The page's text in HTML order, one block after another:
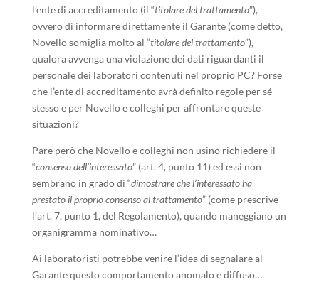
l’ente di accreditamento (il “titolare del trattamento”),
ovvero di informare direttamente il Garante (come detto,
Novello somiglia molto al “titolare del trattamento”),
qualora avvenga una violazione dei dati riguardanti il
personale dei laboratori contenuti nel proprio PC? Forse
che l’ente di accreditamento avrà definito regole per sé
stesso e per Novello e colleghi per affrontare queste
situazioni?
Pare però che Novello e colleghi non usino richiedere il
“consenso dell’interessato” (art. 4, punto 11) ed essi non
sembrano in grado di “dimostrare che l’interessato ha
prestato il proprio consenso al trattamento” (come prescrive
l’art. 7, punto 1, del Regolamento), quando maneggiano un
organigramma nominativo…
Ai laboratoristi potrebbe venire l’idea di segnalare al
Garante questo comportamento anomalo e diffuso…